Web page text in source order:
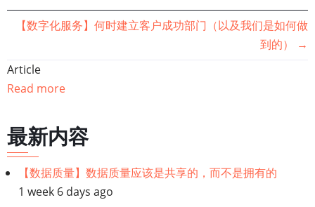
书
遍
历
链
接：
【数字化服务】何时建立客户成功部门（以及我们是如何做
到的）
→
Article
Read more
最新内容
【数据质量】数据质量应该是共享的，而不是拥有的
1 week 6 days ago